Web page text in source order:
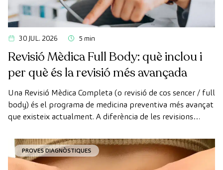
30 JUL. 2026 5 min
Revisió Mèdica Full Body: què inclou i
per què és la revisió més avançada
Una Revisió Mèdica Completa (o revisió de cos sencer / full
body) és el programa de medicina preventiva més avançat
que existeix actualment. A diferència de les revisions
diagnòstic per la imatge d'última generació per avaluar de
manera exhaustiva l'estat dels òrgans vitals, el sistema
vascular i el cervell abans que apareguin els primers
PROVES DIAGNÒSTIQUES